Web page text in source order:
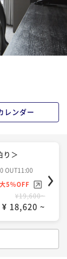
¥ 22,800 ~
テイ＜朝食
¥ 23,750 ~
5％OFF
¥26,000~
¥ 24,700 ~
り＞
¥18,600~
¥ 17,670 ~
テイを愉
¥19,600~
¥ 18,620 ~
時＜素泊
大5％OFF
¥22,600~
¥ 21,470 ~
付＞
レンダー
り＞
OUT11:00
5％OFF
¥19,600~
¥ 18,620 ~
テイを愉